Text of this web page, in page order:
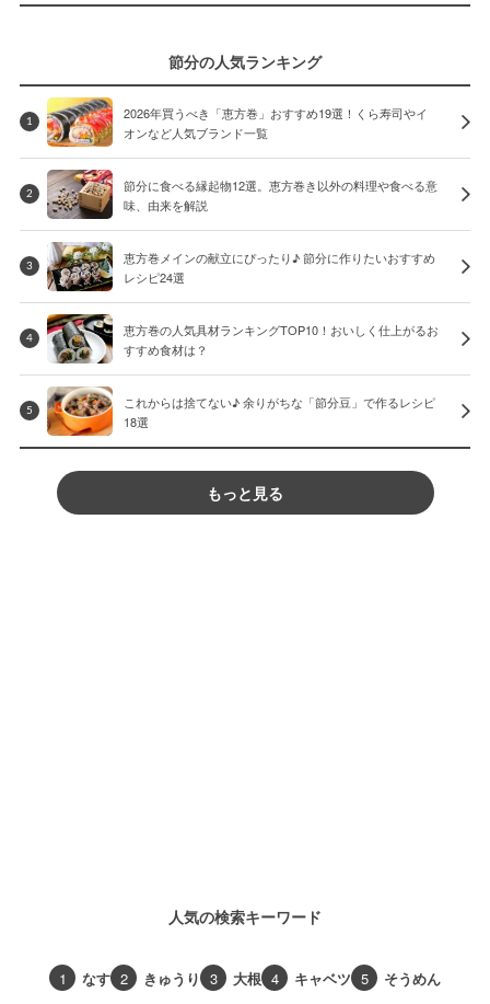
節分の人気ランキング
1
2026年買うべき「恵方巻」おすすめ19選！くら寿司やイ
オンなど人気ブランド一覧
2
節分に食べる縁起物12選。恵方巻き以外の料理や食べる意
味、由来を解説
3
恵方巻メインの献立にぴったり♪ 節分に作りたいおすすめ
レシピ24選
4
恵方巻の人気具材ランキングTOP10！おいしく仕上がるお
すすめ食材は？
5
これからは捨てない♪ 余りがちな「節分豆」で作るレシピ
18選
もっと見る
人気の検索キーワード
1 なす 2 きゅうり 3 大根 4 キャベツ 5 そうめん